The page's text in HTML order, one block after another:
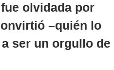
olvidada por
–quién lo
ser un orgullo de